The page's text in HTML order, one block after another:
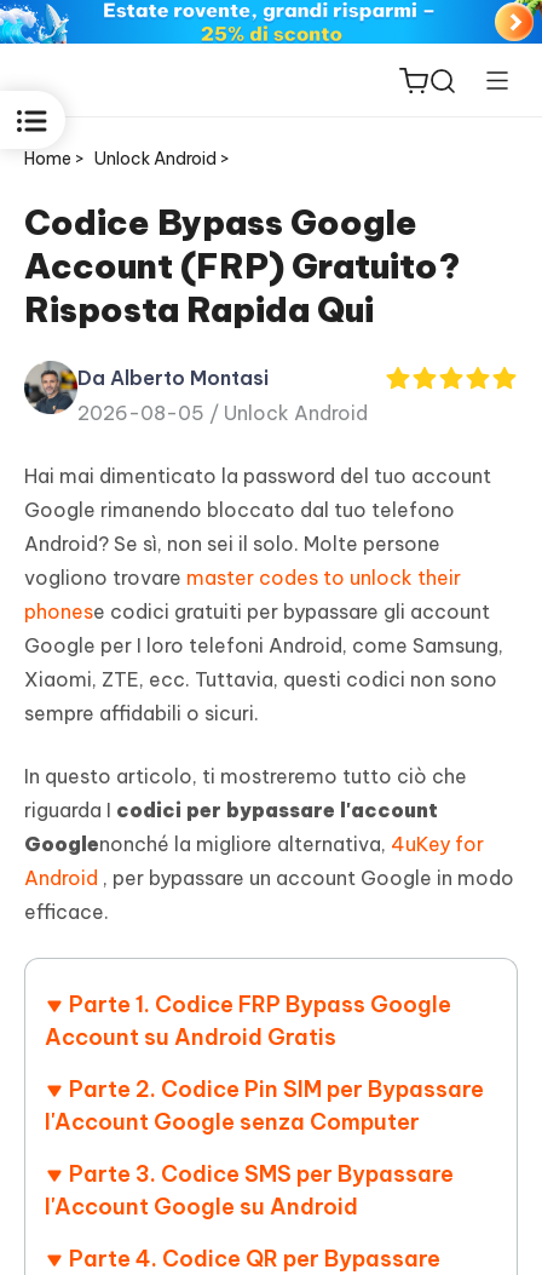
for iOS
PDNob
PDF
New
iAnyGo
Home > Unlock Android >
Codice Bypass Google
Account (FRP) Gratuito?
Risposta Rapida Qui
Da Alberto Montasi
2026-08-05 / Unlock Android
Hai mai dimenticato la password del tuo account
Google rimanendo bloccato dal tuo telefono
Android? Se sì, non sei il solo. Molte persone
vogliono trovare master codes to unlock their
phonese codici gratuiti per bypassare gli account
Google per I loro telefoni Android, come Samsung,
Xiaomi, ZTE, ecc. Tuttavia, questi codici non sono
sempre affidabili o sicuri.
In questo articolo, ti mostreremo tutto ciò che
riguarda I codici per bypassare l'account
Googlenonché la migliore alternativa, 4uKey for
Android , per bypassare un account Google in modo
efficace.
Parte 1. Codice FRP Bypass Google
Account su Android Gratis
Parte 2. Codice Pin SIM per Bypassare
l'Account Google senza Computer
Parte 3. Codice SMS per Bypassare
l'Account Google su Android
Parte 4. Codice QR per Bypassare